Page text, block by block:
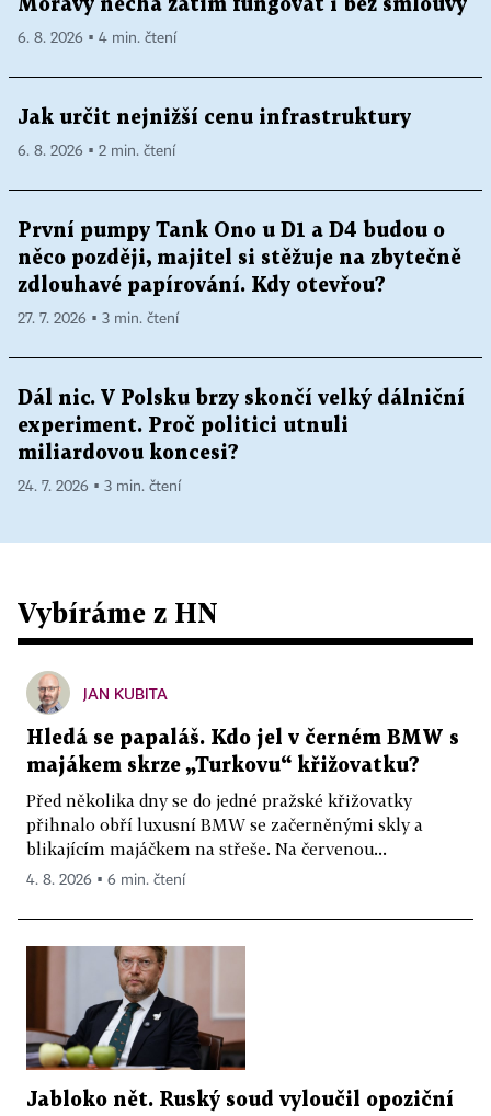
Moravy nechá zatím fungovat i bez smlouvy
6. 8. 2026 ▪ 4 min. čtení
Jak určit nejnižší cenu infrastruktury
6. 8. 2026 ▪ 2 min. čtení
První pumpy Tank Ono u D1 a D4 budou o
něco později, majitel si stěžuje na zbytečně
zdlouhavé papírování. Kdy otevřou?
27. 7. 2026 ▪ 3 min. čtení
Dál nic. V Polsku brzy skončí velký dálniční
experiment. Proč politici utnuli
miliardovou koncesi?
24. 7. 2026 ▪ 3 min. čtení
Vybíráme z HN
JAN KUBITA
Hledá se papaláš. Kdo jel v černém BMW s
majákem skrze „Turkovu“ křižovatku?
Před několika dny se do jedné pražské křižovatky
přihnalo obří luxusní BMW se začerněnými skly a
blikajícím majáčkem na střeše. Na červenou...
4. 8. 2026 ▪ 6 min. čtení
Jabloko nět. Ruský soud vyloučil opoziční